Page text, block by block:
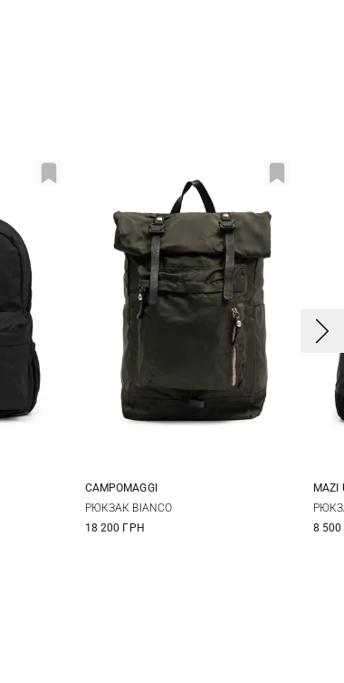
One Size
CAMPOMAGGI
РЮКЗАК BIANCO
18 200 ГРН
MAZI
8